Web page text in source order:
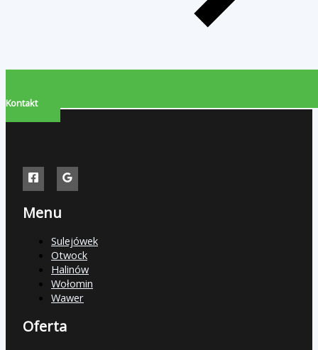
Kontakt
Menu
Sulejówek
Otwock
Halinów
Wołomin
Wawer
Oferta